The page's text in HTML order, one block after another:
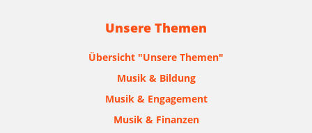
Unsere Themen
Übersicht "Unsere Themen"
Musik & Bildung
Musik & Engagement
Musik & Finanzen